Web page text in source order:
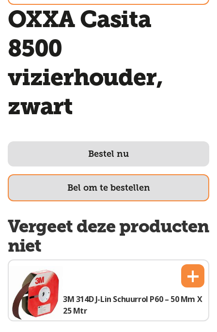
OXXA Casita
8500
vizierhouder,
zwart
Bestel nu
Bel om te bestellen
Vergeet deze producten
niet
3M 314D J-Lin Schuurrol P60 – 50 Mm X
25 Mtr
+